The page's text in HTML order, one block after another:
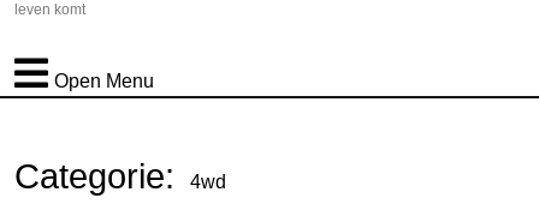
leven komt
Open Menu
Categorie: 4wd